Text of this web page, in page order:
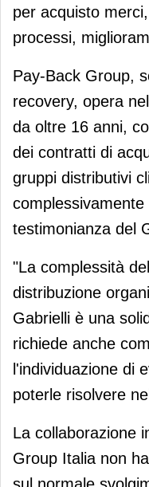
per acquisto
processi,
Pay-Back Group,
recovery, opera
da oltre 16 anni,
dei contratti di
gruppi distributivi
testimonianza del
"La complessità
distribuzione
Gabrielli è una
richiede anche
l'individuazione di
poterle risolvere
La collaborazione
Group Italia non
sul normale